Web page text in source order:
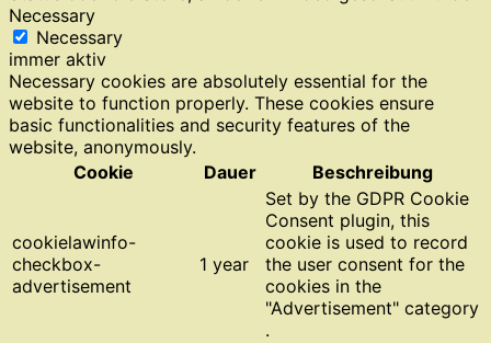
Necessary
Necessary
immer aktiv
Necessary cookies are absolutely essential for the
website to function properly. These cookies ensure
basic functionalities and security features of the
website, anonymously.
Cookie
Dauer Beschreibung
cookielawinfo-
checkbox-
advertisement
1 year
Set by the GDPR Cookie
Consent plugin, this
cookie is used to record
the user consent for the
cookies in the
"Advertisement" category
.